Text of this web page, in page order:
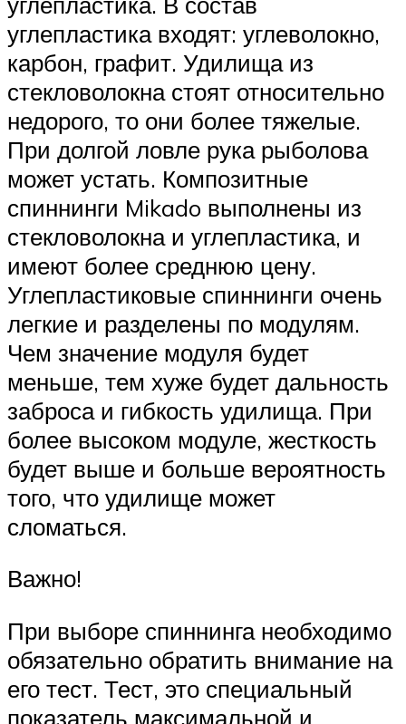
углепластика входят: углеволокно,
карбон, графит. Удилища из
стекловолокна стоят относительно
недорого, то они более тяжелые.
При долгой ловле рука рыболова
может устать. Композитные
спиннинги Mikado выполнены из
стекловолокна и углепластика, и
имеют более среднюю цену.
Углепластиковые спиннинги очень
легкие и разделены по модулям.
Чем значение модуля будет
меньше, тем хуже будет дальность
заброса и гибкость удилища. При
более высоком модуле, жесткость
будет выше и больше вероятность
того, что удилище может
сломаться.
Важно!
При выборе спиннинга необходимо
обязательно обратить внимание на
его тест. Тест, это специальный
показатель максимальной и